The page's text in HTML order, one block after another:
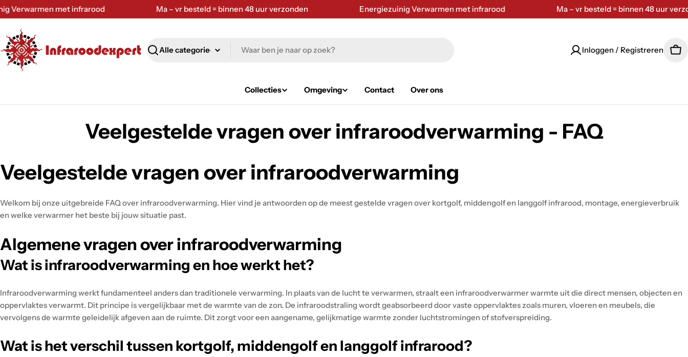
Ga
naar
inhoud
met infrarood Ma – vr besteld = binnen 48 uur verzonden Energiezuinig Verwarmen met infrarood Ma – vr besteld = binnen 48 uur
Zoeken
Inloggen / Registreren
Collecties Omgeving Contact Over ons
Veelgestelde vragen over infraroodverwarming - FAQ
Veelgestelde vragen over infraroodverwarming
Welkom bij onze uitgebreide FAQ over infraroodverwarming. Hier vind je antwoorden op de meest gestelde vragen over kortgolf, middengolf en langgolf infrarood, montage, energieverbruik
en welke verwarmer het beste bij jouw situatie past.
Algemene vragen over infraroodverwarming
Wat is infraroodverwarming en hoe werkt het?
Infraroodverwarming werkt fundamenteel anders dan traditionele verwarming. In plaats van de lucht te verwarmen, straalt een infraroodverwarmer warmte uit die direct mensen, objecten en
oppervlaktes verwarmt. Dit principe is vergelijkbaar met de warmte van de zon. De infraroodstraling wordt geabsorbeerd door vaste oppervlaktes zoals muren, vloeren en meubels, die
vervolgens de warmte geleidelijk afgeven aan de ruimte. Dit zorgt voor een aangename, gelijkmatige warmte zonder luchtstromingen of stofverspreiding.
Wat is het verschil tussen kortgolf, middengolf en langgolf infrarood?